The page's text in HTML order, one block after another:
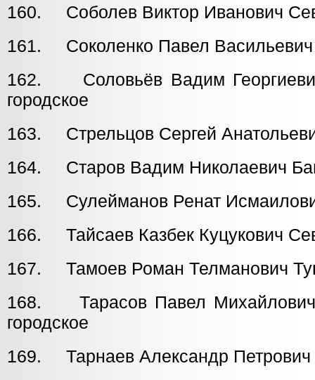
160. Соболев Виктор Иванович
161. Соколенко Павел
162. Соловьёв Вадим
городское
163. Стрельцов Сергей
164. Старов Вадим Николаевич
165. Сулейманов Ренат
166. Тайсаев Казбек Куцукович
167. Тамоев Роман Телманович
168. Тарасов Павел
городское
169. Тарнаев Александр